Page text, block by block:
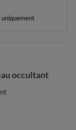
uniquement
occultant